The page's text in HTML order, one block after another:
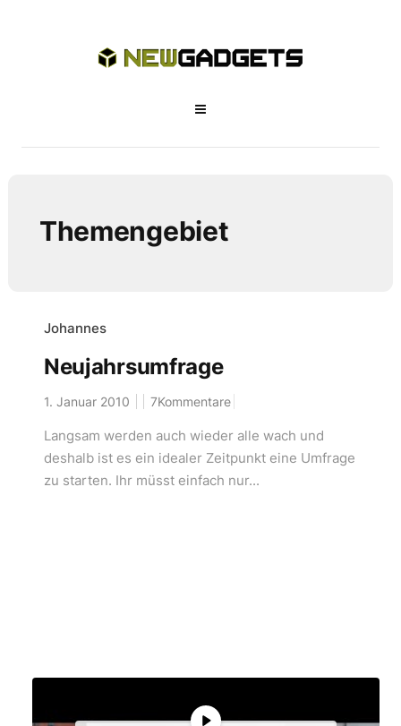
Themengebiet
Johannes
Neujahrsumfrage
1. Januar 2010 7Kommentare
Langsam werden auch wieder alle wach und
deshalb ist es ein idealer Zeitpunkt eine Umfrage
zu starten. Ihr müsst einfach nur...